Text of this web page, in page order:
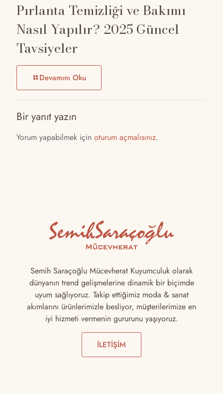
Pırlanta Temizliği ve Bakımı
Nasıl Yapılır? 2025 Güncel
Tavsiyeler
Devamını Oku
Bir yanıt yazın
Yorum yapabilmek için oturum açmalısınız.
Semih Saraçoğlu Mücevherat Kuyumculuk olarak
dünyanın trend gelişmelerine dinamik bir biçimde
uyum sağlıyoruz. Takip ettiğimiz moda & sanat
akımlarını ürünlerimizle besliyor, müşterilerimize en
iyi hizmeti vermenin gururunu yaşıyoruz.
İLETİŞİM